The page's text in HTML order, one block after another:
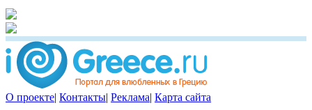
О проекте| Контакты| Реклама| Карта сайта